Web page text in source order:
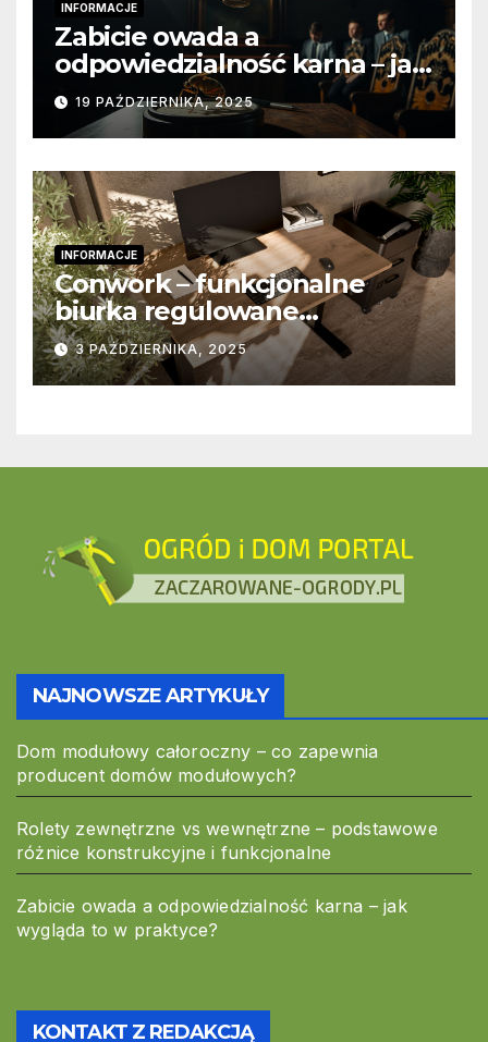
INFORMACJE
Zabicie owada a
odpowiedzialność karna – jak
wygląda to w praktyce?
19 PAŹDZIERNIKA, 2025
INFORMACJE
Conwork – funkcjonalne
biurka regulowane
stworzone z myślą o
nowoczesnych
przestrzeniach pracy
3 PAŹDZIERNIKA, 2025
NAJNOWSZE ARTYKUŁY
Dom modułowy całoroczny – co zapewnia
producent domów modułowych?
Rolety zewnętrzne vs wewnętrzne – podstawowe
różnice konstrukcyjne i funkcjonalne
Zabicie owada a odpowiedzialność karna – jak
wygląda to w praktyce?
KONTAKT Z REDAKCJĄ